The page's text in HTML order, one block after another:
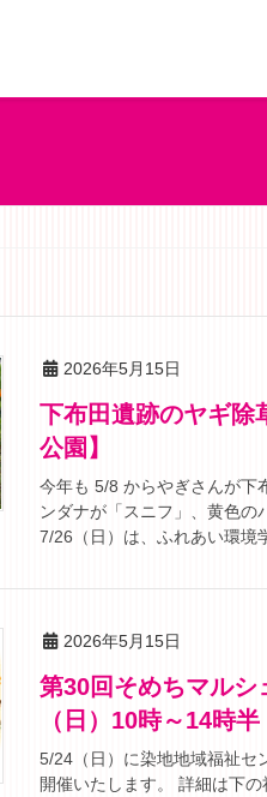
2026年5月15日
下布田遺跡のヤギ除草始まりました【5月8日～8月7日 下布田遺跡
公園】
今年も 5/8 からやぎさんが下
ンダナが「スニフ」、黄色の
7/26（日）は、ふれあい環境
2026年5月15日
第30回そめちマルシェ ～ボランティアまつり染地～【5月24日
（日）10時～14時
5/24（日）に染地地域福祉セ
開催いたします。 詳細は下